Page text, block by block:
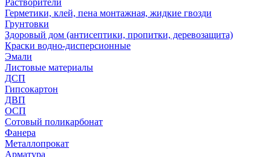
Растворители
Герметики, клей, пена монтажная, жидкие гвозди
Грунтовки
Здоровый дом (антисептики, пропитки, деревозащита)
Краски водно-дисперсионные
Эмали
Листовые материалы
ДСП
Гипсокартон
ДВП
ОСП
Сотовый поликарбонат
Фанера
Металлопрокат
Арматура